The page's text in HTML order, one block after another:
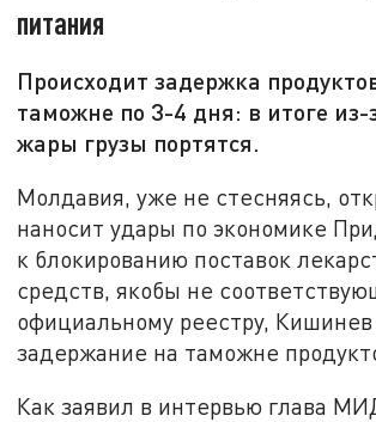
питания
Происходит задержка
таможне по 3-4 дня: в итоге из-
жары грузы портятся.
Молдавия, уже не стесняясь,
наносит удары по экономике
к блокированию поставок
средств, якобы не
официальному реестру,
задержание на таможне
Как заявил в интервью глава